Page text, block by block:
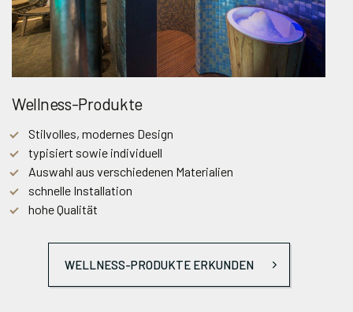
Wellness-Produkte
Stilvolles, modernes Design
typisiert sowie individuell
Auswahl aus verschiedenen Materialien
schnelle Installation
hohe Qualität
WELLNESS-PRODUKTE ERKUNDEN